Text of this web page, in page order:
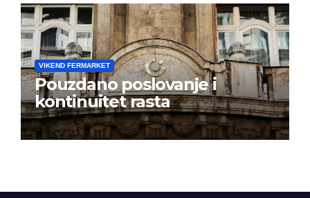
VIKEND FERMARKET
Pouzdano poslovanje i
kontinuitet rasta